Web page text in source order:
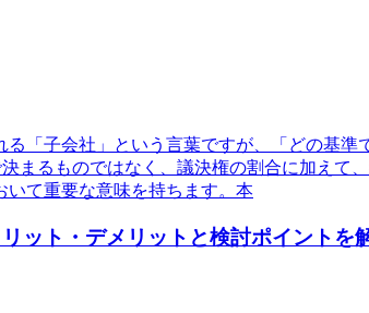
「子会社」という言葉ですが、「どの基
まるものではなく、議決権の割合に加え
て重要な意味を持ちます。本
ット・デメリットと検討ポイントを